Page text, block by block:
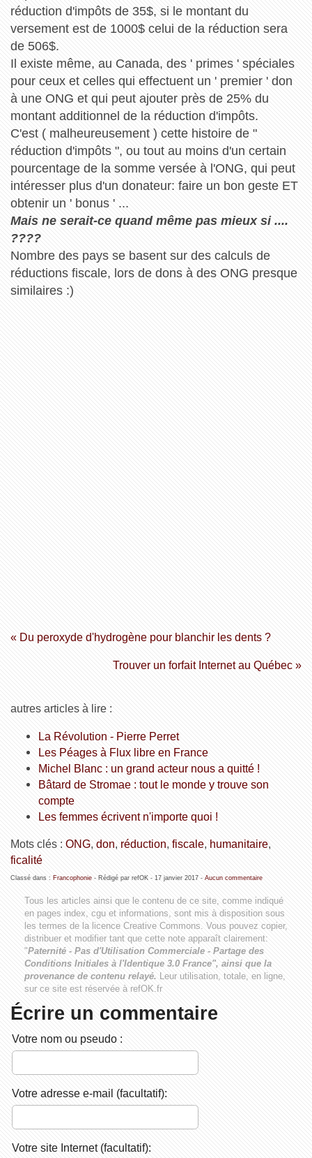
réduction d'impôts de 35$, si le montant du
versement est de 1000$ celui de la réduction sera
de 506$.
Il existe même, au Canada, des ' primes ' spéciales
pour ceux et celles qui effectuent un ' premier ' don
à une ONG et qui peut ajouter près de 25% du
montant additionnel de la réduction d'impôts.
C'est ( malheureusement ) cette histoire de "
réduction d'impôts ", ou tout au moins d'un certain
pourcentage de la somme versée à l'ONG, qui peut
intéresser plus d'un donateur: faire un bon geste ET
obtenir un ' bonus ' ...
Mais ne serait-ce quand même pas mieux si ....
????
Nombre des pays se basent sur des calculs de
réductions fiscale, lors de dons à des ONG presque
similaires :)
« Du peroxyde d'hydrogène pour blanchir les dents ?
Trouver un forfait Internet au Québec »
autres articles à lire :
La Révolution - Pierre Perret
Les Péages à Flux libre en France
Michel Blanc : un grand acteur nous a quitté !
Bâtard de Stromae : tout le monde y trouve son
compte
Les femmes écrivent n'importe quoi !
Mots clés : ONG, don, réduction, fiscale, humanitaire,
ficalité
Classé dans : Francophonie- Rédigé par refOK - 17 janvier 2017- Aucun commentaire
Tous les articles ainsi que le contenu de ce site, comme indiqué
en pages index, cgu et informations, sont mis à disposition sous
les termes de la licence Creative Commons. Vous pouvez copier,
distribuer et modifier tant que cette note apparaît clairement:
"Paternité - Pas d'Utilisation Commerciale - Partage des
Conditions Initiales à l'Identique 3.0 France", ainsi que la
provenance de contenu relayé. Leur utilisation, totale, en ligne,
sur ce site est réservée à refOK.fr
Écrire un commentaire
Votre nom ou pseudo :
Votre adresse e-mail (facultatif):
Votre site Internet (facultatif):